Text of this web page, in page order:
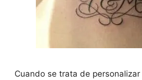
Cuando se trata de